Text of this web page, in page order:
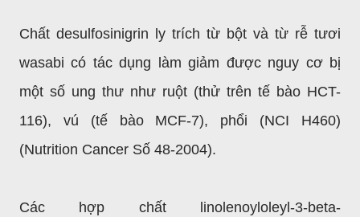
Chất desulfosinigrin ly trích từ bột và từ rễ tươi
wasabi có tác dụng làm giảm được nguy cơ bị
một số ung thư như ruột (thử trên tế bào HCT-
116), vú (tế bào MCF-7), phổi (NCI H460)
(Nutrition Cancer Số 48-2004).
Các hợp chất linolenoyloleyl-3-beta-